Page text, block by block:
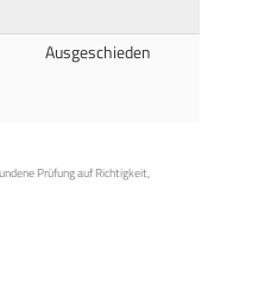
Ausgeschieden
Prüfung auf Richtigkeit,